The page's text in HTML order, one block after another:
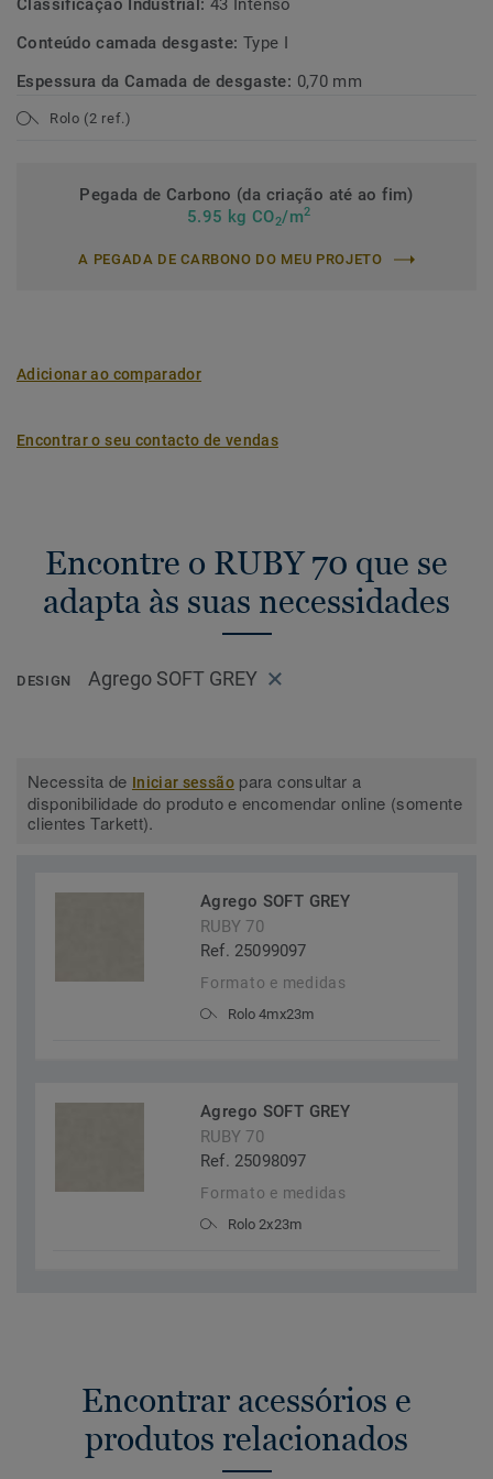
Classificação Industrial: 43 Intenso
Conteúdo camada desgaste: Type I
Espessura da Camada de desgaste: 0,70 mm
Rolo (2 ref.)
Pegada de Carbono (da criação até ao fim)
5.95 kg CO2/m2
A PEGADA DE CARBONO DO MEU PROJETO
Adicionar ao comparador
Encontrar o seu contacto de vendas
Encontre o RUBY 70 que se
adapta às suas necessidades
DESIGN Agrego SOFT GREY
Necessita de Iniciar sessãopara consultar a
disponibilidade do produto e encomendar online (somente
clientes Tarkett).
Agrego SOFT GREY
RUBY 70
Ref. 25099097
Formato e medidas
Rolo 4mx23m
Agrego SOFT GREY
RUBY 70
Ref. 25098097
Formato e medidas
Rolo 2x23m
Encontrar acessórios e
produtos relacionados